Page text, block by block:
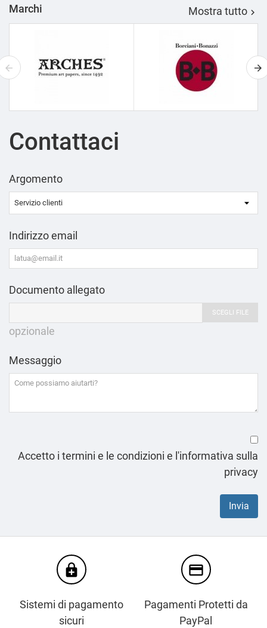
Marchi Mostra tutto 
Contattaci
Argomento
Indirizzo email
Documento allegato
SCEGLI FILE
opzionale
Messaggio
Accetto i termini e le condizioni e l'informativa sulla
privacy
enhanced_encryption
Sistemi di pagamento
sicuri
credit_card
Pagamenti Protetti da
PayPal